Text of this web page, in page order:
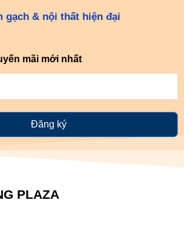
gạch & nội thất hiện đại
mãi mới nhất
Đăng ký
PLAZA